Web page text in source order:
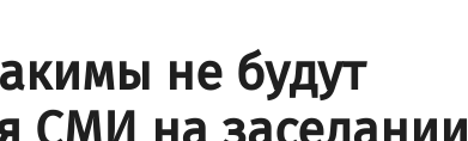
не будут